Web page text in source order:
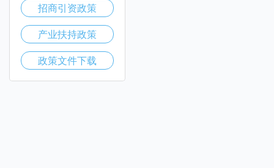
招商引资政策
产业扶持政策
政策文件下载